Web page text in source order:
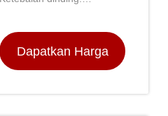
Dapatkan Harga